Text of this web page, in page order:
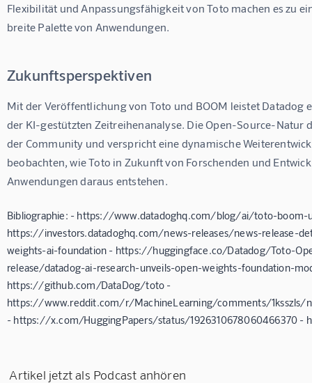
Flexibilität und Anpassungsfähigkeit von Toto machen es zu
breite Palette von Anwendungen.
Zukunftsperspektiven
Mit der Veröffentlichung von Toto und BOOM leistet
der KI-gestützten Zeitreihenanalyse. Die Open-Source-
der Community und verspricht eine dynamische
beobachten, wie Toto in Zukunft von Forschenden und
Anwendungen daraus entstehen.
Bibliographie: - https://www.datadoghq.com/blog/ai/toto-boom-
https://investors.datadoghq.com/news-releases/news-release-
weights-ai-foundation - https://huggingface.co/Datadog/Toto-
release/datadog-ai-research-unveils-open-weights-foundation-
https://github.com/DataDog/toto -
https://www.reddit.com/r/MachineLearning/comments/1ksszls/
- https://x.com/HuggingPapers/status/1926310678060466370 -
Artikel jetzt als Podcast anhören